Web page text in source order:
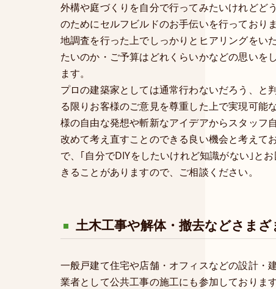
外構や庭づくりを自分で行ってみたいけれどど
のためにセルフビルドのお手伝いを行っており
地調査を行った上でしっかりとヒアリングをい
たいのか・ご予算はどれくらいかなどの思いを
ます。
プロの建築家としては通常行わないだろう、と
る限りお客様のご意見を尊重した上で実現可能
様の自由な発想や斬新なアイデアからスタッフ
改めて考え直すことのできる良い機会と考えて
で、｢自分でDIYをしたいけれど知識がない｣と
きることがありますので、ご相談ください。
土木工事や解体・撤去などさま
一般戸建て住宅や店舗・オフィスなどの設計・
業者として公共工事の施工にも参加しておりま